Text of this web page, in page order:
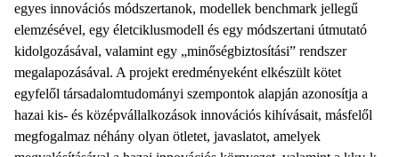
egyes innovációs módszertanok, modellek benchmark jellegű
elemzésével, egy életciklusmodell és egy módszertani útmutató
kidolgozásával, valamint egy „minőségbiztosítási” rendszer
megalapozásával. A projekt eredményeként elkészült kötet
egyfelől társadalomtudományi szempontok alapján azonosítja a
hazai kis- és középvállalkozások innovációs kihívásait, másfelől
megfogalmaz néhány olyan ötletet, javaslatot, amelyek